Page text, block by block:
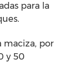
para la
maciza, por
y 50